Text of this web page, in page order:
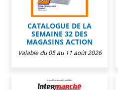
CATALOGUE DE LA
SEMAINE 32 DES
MAGASINS ACTION
Valable du 05 au 11 août 2026